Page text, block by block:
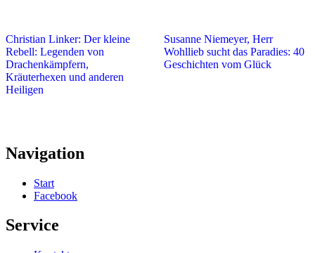
Christian Linker: Der kleine
Rebell: Legenden von
Drachenkämpfern,
Kräuterhexen und anderen
Heiligen
Susanne Niemeyer, Herr
Wohllieb sucht das Paradies: 40
Geschichten vom Glück
Navigation
Start
Facebook
Service